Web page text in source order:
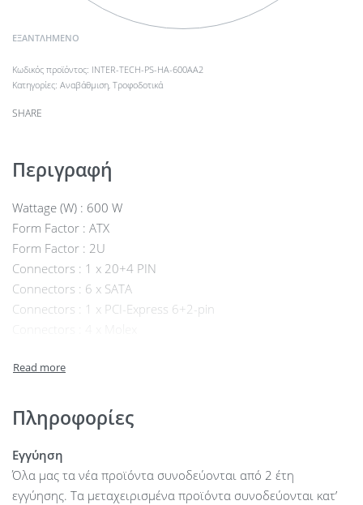
ΕΞΑΝΤΛΗΜΈΝΟ
INTER-TECH-PS-HA-600AA2
Κατηγορίες: Αναβάθμιση, Τροφοδοτικά
SHARE
Περιγραφή
Wattage (W) : 600 W
Form Factor : ATX
Form Factor : 2U
Connectors : 1 x 20+4 PIN
Connectors : 6 x SATA
Connectors : 1 x PCI-Express 6+2-pin
Connectors : 1 x Floppy
Sertificate : 80 PLUS® Gold
Modular : No
PFC : Active PFC
Fan Size : 80 mm
Dimension : 160 x 150 x 86
Πληροφορίες
Εγγύηση
Όλα μας τα νέα προϊόντα συνοδεύονται από 2 έτη
εγγύησης. Τα μεταχειρισμένα προϊόντα συνοδεύονται κατ’